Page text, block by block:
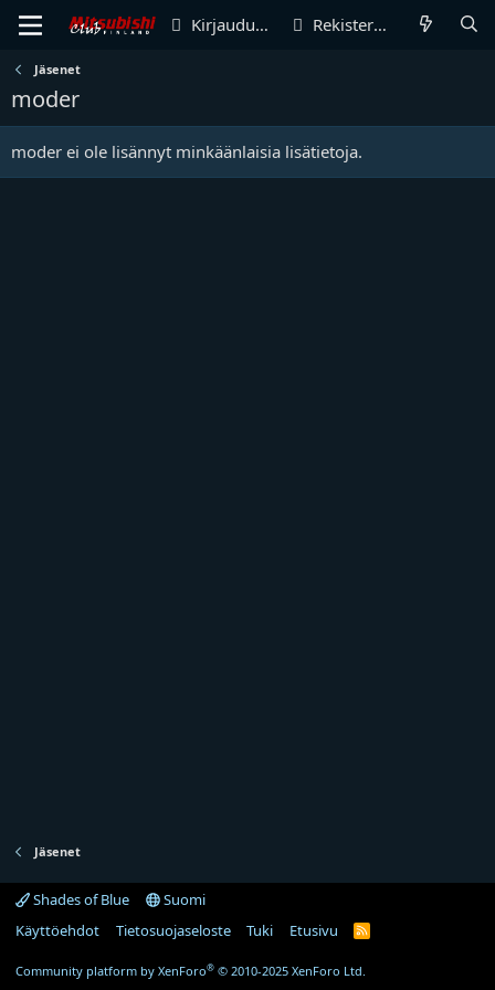
Kirjaudu sisään Rekisteröidy
Jäsenet
moder
moder ei ole lisännyt minkäänlaisia lisätietoja.
Jäsenet
Shades of Blue
Suomi
Käyttöehdot
Tietosuojaseloste Tuki Etusivu
R
Community platform by XenForo® © 2010-2025 XenForo Ltd.